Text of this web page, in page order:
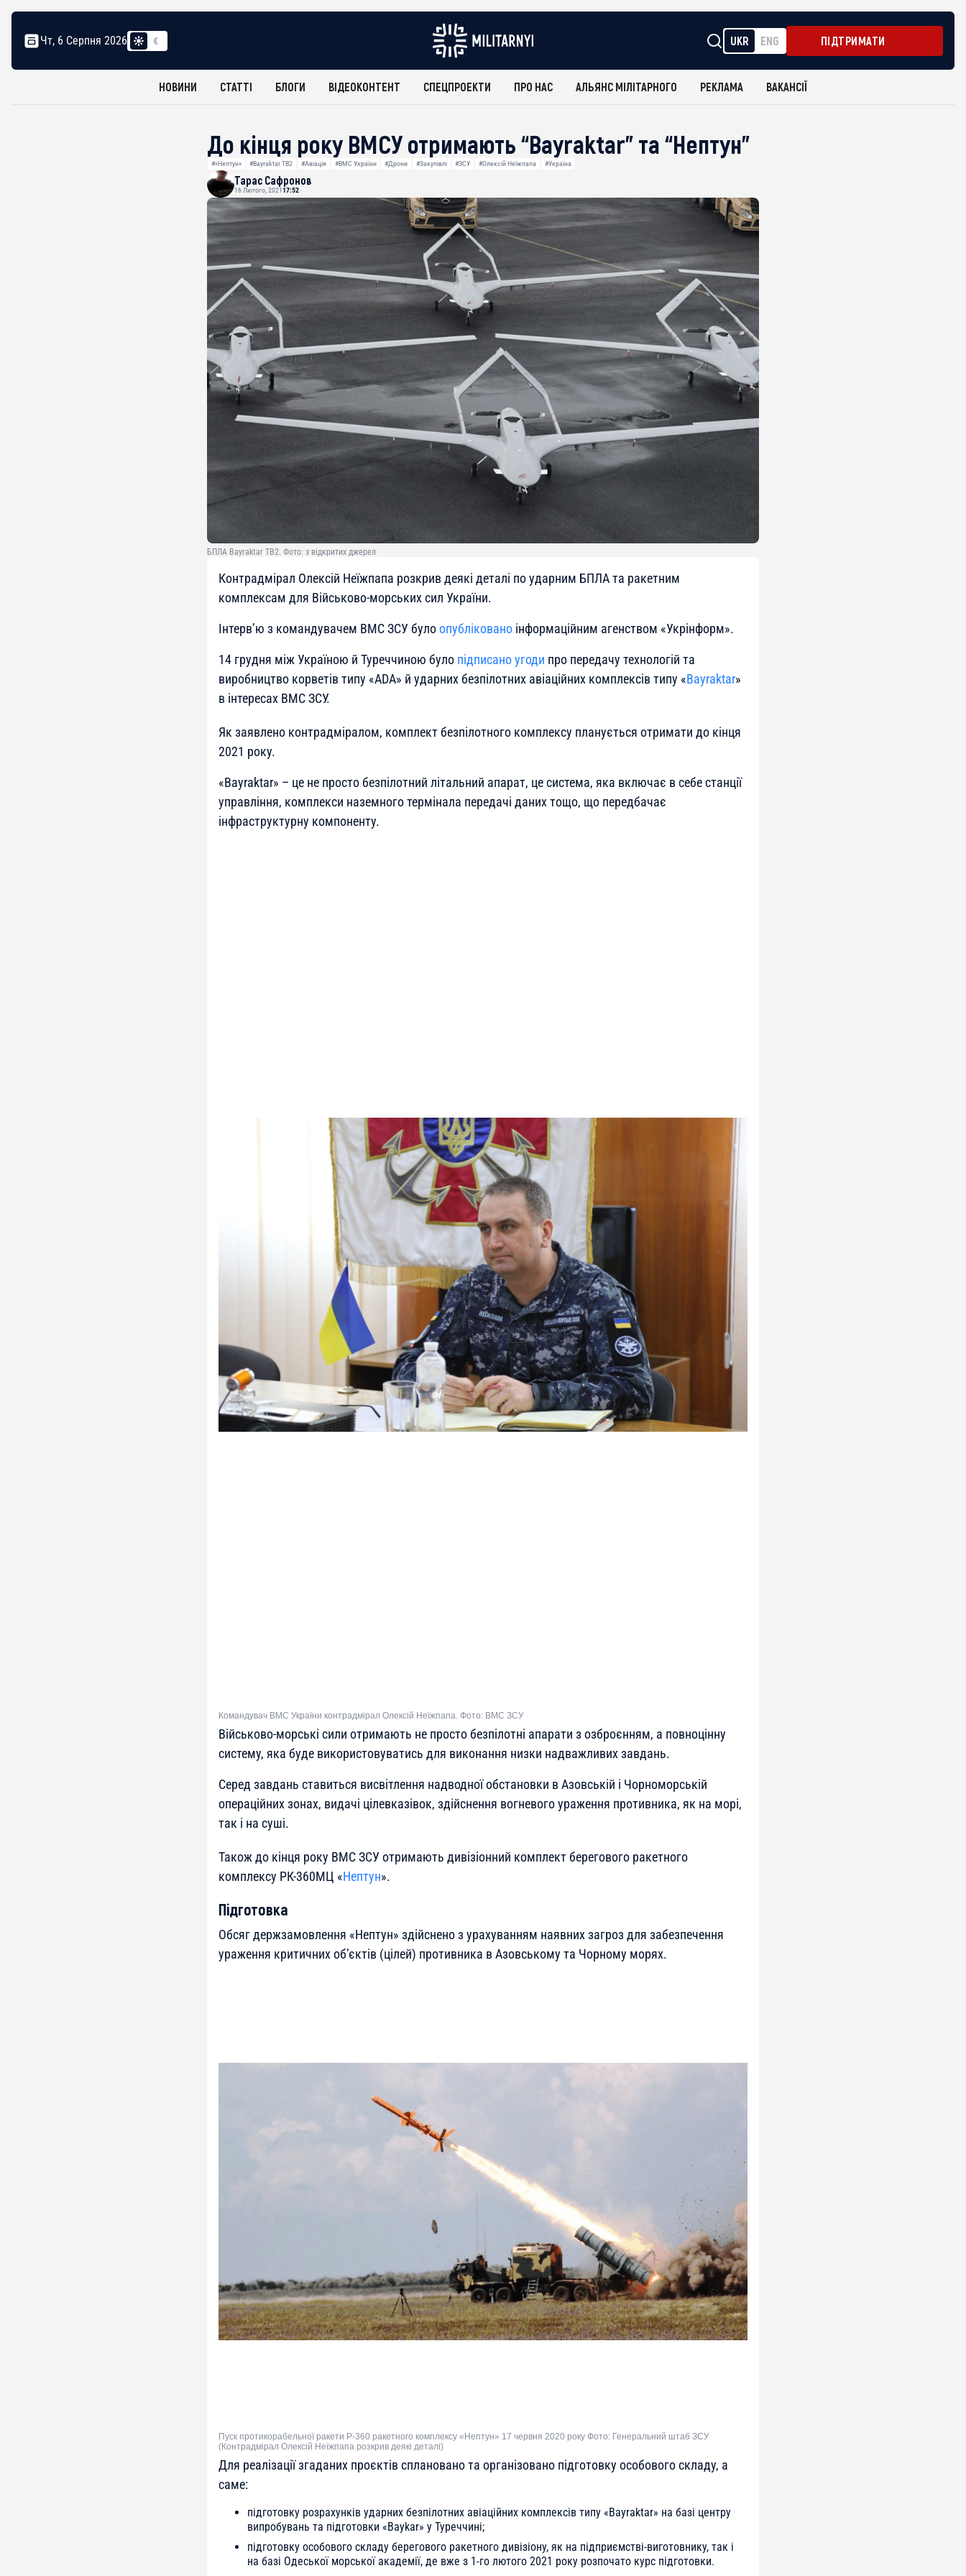
Чт, 6 Серпня 2026 UKR ENG ПІДТРИМАТИ
НОВИНИ СТАТТІ БЛОГИ ВІДЕОКОНТЕНТ СПЕЦПРОЕКТИ ПРО НАС АЛЬЯНС МІЛІТАРНОГО РЕКЛАМА ВАКАНСІЇ
До кінця року ВМСУ отримають “Bayraktar” та “Нептун”
#«Нептун» #Bayraktar TB2 #Авіація #ВМС України #Дрони #Закупівлі #ЗСУ #Олексій Неїжпапа #Україна
Тарас Сафронов
16 Лютого, 202117:52
БПЛА Bayraktar TB2. Фото: з відкритих джерел
Контрадмірал Олексій Неїжпапа розкрив деякі деталі по ударним БПЛА та ракетним
комплексам для Військово-морських сил України.
Інтерв’ю з командувачем ВМС ЗСУ булоопубліковано інформаційним агенством «Укрінформ».
14 грудня між Україною й Туреччиною було підписано угоди про передачу технологій та
виробництво корветів типу «ADA» й ударних безпілотних авіаційних комплексів типу «Bayraktar»
в інтересах ВМС ЗСУ.
Як заявлено контрадміралом, комплект безпілотного комплексу планується отримати до кінця
2021 року.
«Bayraktar» – це не просто безпілотний літальний апарат, це система, яка включає в себе станції
управління, комплекси наземного термінала передачі даних тощо, що передбачає
інфраструктурну компоненту.
Командувач ВМС України контрадмірал Олексій Неїжпапа. Фото: ВМС ЗСУ
Військово-морські сили отримають не просто безпілотні апарати з озброєнням, а повноцінну
систему, яка буде використовуватись для виконання низки надважливих завдань.
Серед завдань ставиться висвітлення надводної обстановки в Азовській і Чорноморській
операційних зонах, видачі цілевказівок, здійснення вогневого ураження противника, як на морі,
так і на суші.
Також до кінця року ВМС ЗСУ отримають дивізіонний комплект берегового ракетного
комплексу РК-360МЦ «Нептун».
Підготовка
Обсяг держзамовлення «Нептун» здійснено з урахуванням наявних загроз для забезпечення
ураження критичних об’єктів (цілей) противника в Азовському та Чорному морях.
Пуск протикорабельної ракети Р-360 ракетного комплексу «Нептун» 17 червня 2020 року Фото: Генеральний штаб ЗСУ
(Контрадмірал Олексій Неїжпапа розкрив деякі деталі)
Для реалізації згаданих проєктів сплановано та організовано підготовку особового складу, а
саме:
підготовку розрахунків ударних безпілотних авіаційних комплексів типу «Bayraktar» на базі центру
випробувань та підготовки «Baykar» у Туреччині;
підготовку особового складу берегового ракетного дивізіону, як на підприємстві-виготовнику, так і
на базі Одеської морської академії, де вже з 1-го лютого 2021 року розпочато курс підготовки.